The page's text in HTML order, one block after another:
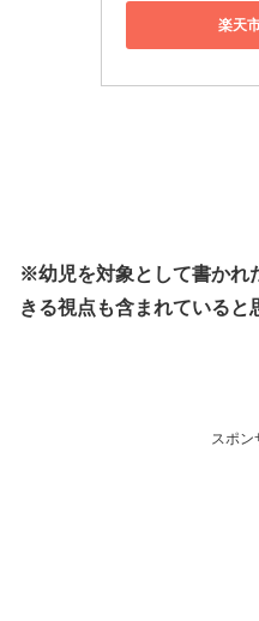
楽天
※幼児を対象として書かれ
きる視点も含まれていると
スポン